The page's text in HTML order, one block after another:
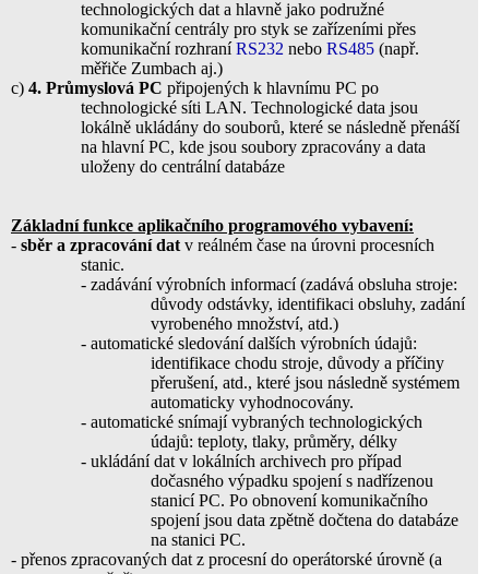
technologických dat a hlavně jako podružné
komunikační centrály pro styk se zařízeními přes
komunikační rozhraníRS232 nebo RS485 (např.
měřiče Zumbach aj.)
c) 4. Průmyslová PC připojených k hlavnímu PC po
technologické síti LAN. Technologické data jsou
lokálně ukládány do souborů, které se následně přenáší
na hlavní PC, kde jsou soubory zpracovány a data
uloženy do centrální databáze
Základní funkce aplikačního programového vybavení:
- sběr a zpracování dat v reálném čase na úrovni procesních
stanic.
- zadávání výrobních informací (zadává obsluha stroje:
důvody odstávky, identifikaci obsluhy, zadání
vyrobeného množství, atd.)
- automatické sledování dalších výrobních údajů:
identifikace chodu stroje, důvody a příčiny
přerušení, atd., které jsou následně systémem
automaticky vyhodnocovány.
- automatické snímají vybraných technologických
údajů: teploty, tlaky, průměry, délky
- ukládání dat v lokálních archivech pro případ
dočasného výpadku spojení s nadřízenou
stanicí PC. Po obnovení komunikačního
spojení jsou data zpětně dočtena do databáze
na stanici PC.
- přenos zpracovaných dat z procesní do operátorské úrovně (a